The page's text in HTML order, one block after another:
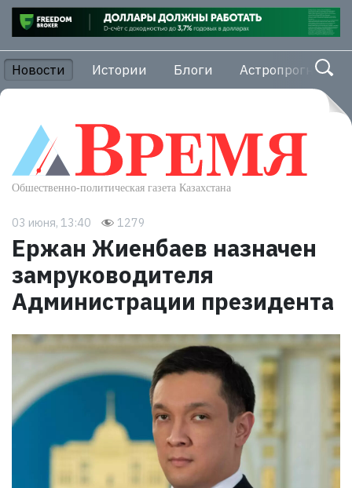
Новости Истории Блоги Астропрогноз
03 июня, 13:40 1279
Ержан Жиенбаев назначен
замруководителя
Администрации президента